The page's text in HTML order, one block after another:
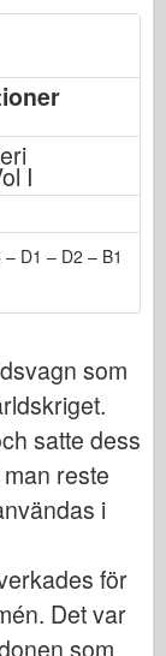
I
D1 – D2 – B1
som
satte dess
reste
i
för
Det var
som